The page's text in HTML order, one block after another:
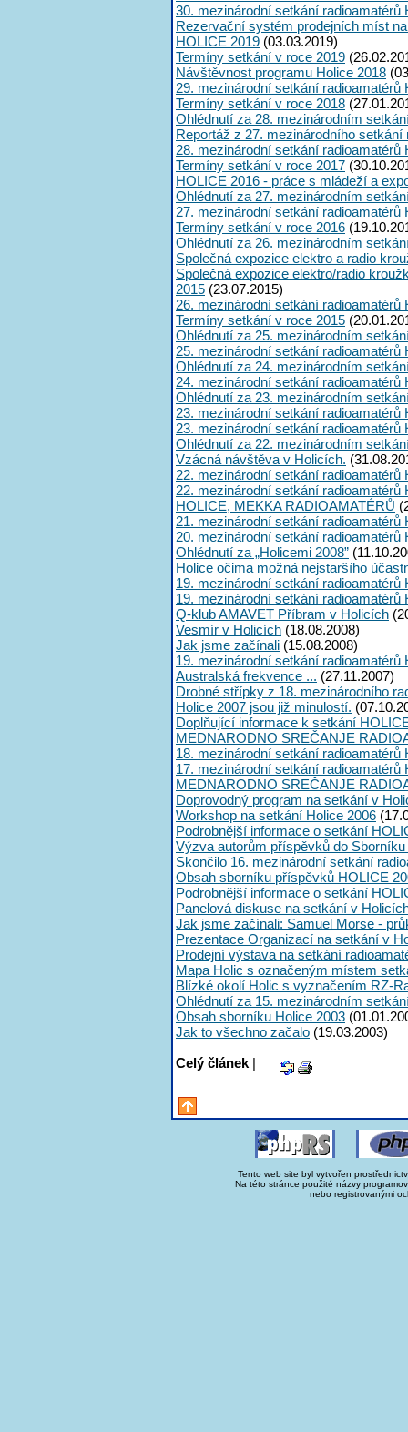
30. mezinárodní setkání radioamatérů
Rezervační systém prodejních míst
HOLICE 2019 (03.03.2019)
Termíny setkání v roce 2019
Návštěvnost programu Holice 2018
29. mezinárodní setkání radioamatérů
Termíny setkání v roce 2018
Ohlédnutí za 28. mezinárodním
Reportáž z 27. mezinárodního setkání
28. mezinárodní setkání radioamatérů
Termíny setkání v roce 2017
HOLICE 2016 - práce s mládeží a
Ohlédnutí za 27. mezinárodním
27. mezinárodní setkání radioamatérů
Termíny setkání v roce 2016
Ohlédnutí za 26. mezinárodním
Společná expozice elektro a radio
Společná expozice elektro/radio
2015 (23.07.2015)
26. mezinárodní setkání radioamatérů
Termíny setkání v roce 2015
Ohlédnutí za 25. mezinárodním
25. mezinárodní setkání radioamatérů
Ohlédnutí za 24. mezinárodním
24. mezinárodní setkání radioamatérů
Ohlédnutí za 23. mezinárodním
23. mezinárodní setkání
23. mezinárodní setkání radioamatérů
Ohlédnutí za 22. mezinárodním
Vzácná návštěva v Holicích.
22. mezinárodní setkání
22. mezinárodní setkání radioamatérů
HOLICE, MEKKA RADIOAMATÉRŮ
21. mezinárodní setkání radioamatérů
20. mezinárodní setkání radioamatérů
Ohlédnutí za „Holicemi 2008”
Holice očima možná nejstaršího
19. mezinárodní setkání radioamatérů
19. mezinárodní setkání
Q-klub AMAVET Příbram v Holicích
Vesmír v Holicích (18.08.2008)
Jak jsme začínali (15.08.2008)
19. mezinárodní setkání
Australská frekvence ... (27.11.2007)
Drobné střípky z 18. mezinárodního
Holice 2007 jsou již minulostí.
Doplňující informace k setkání
MEDNARODNO SREČANJE
18. mezinárodní setkání radioamatérů
17. mezinárodní setkání radioamatérů
MEDNARODNO SREČANJE
Doprovodný program na setkání v
Workshop na setkání Holice 2006
Podrobnější informace o setkání
Výzva autorům příspěvků do
Skončilo 16. mezinárodní setkání
Obsah sborníku příspěvků HOLICE
Podrobnější informace o setkání
Panelová diskuse na setkání v
Jak jsme začínali: Samuel Morse -
Prezentace Organizací na setkání v
Prodejní výstava na setkání
Mapa Holic s označeným místem
Blízké okolí Holic s vyznačením RZ-
Ohlédnutí za 15. mezinárodním
Obsah sborníku Holice 2003
Jak to všechno začalo (19.03.2003)
Celý článek |
Tento web site byl vytvořen
Na této stránce použité názvy
nebo registrovanými